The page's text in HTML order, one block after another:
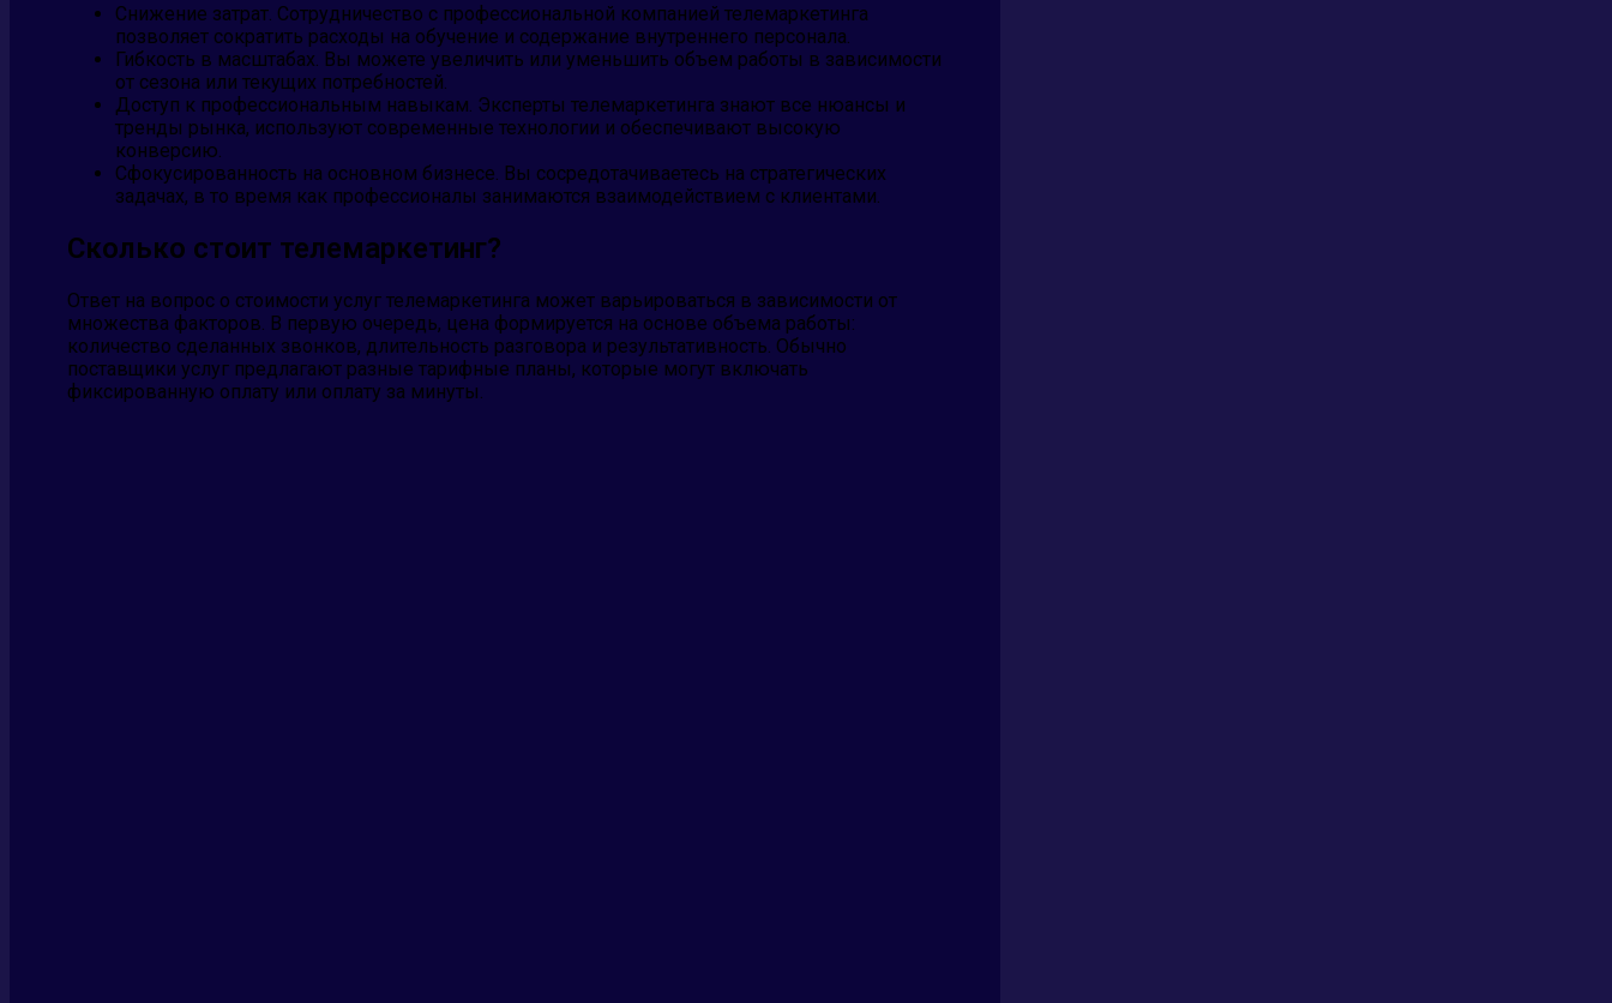
Снижение затрат. Сотрудничество с профессиональной компанией телемаркетинга
позволяет сократить расходы на обучение и содержание внутреннего персонала.
Гибкость в масштабах. Вы можете увеличить или уменьшить объем работы в зависимости
от сезона или текущих потребностей.
Доступ к профессиональным навыкам. Эксперты телемаркетинга знают все нюансы и
тренды рынка, используют современные технологии и обеспечивают высокую
конверсию.
Сфокусированность на основном бизнесе. Вы сосредотачиваетесь на стратегических
задачах, в то время как профессионалы занимаются взаимодействием с клиентами.
Сколько стоит телемаркетинг?
Ответ на вопрос о стоимости услуг телемаркетинга может варьироваться в зависимости от
множества факторов. В первую очередь, цена формируется на основе объема работы:
количество сделанных звонков, длительность разговора и результативность. Обычно
поставщики услуг предлагают разные тарифные планы, которые могут включать
фиксированную оплату или оплату за минуты.